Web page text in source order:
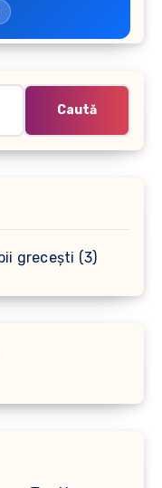
grecești
33